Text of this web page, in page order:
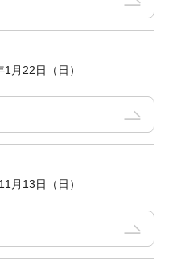
月22日（日）
月13日（日）